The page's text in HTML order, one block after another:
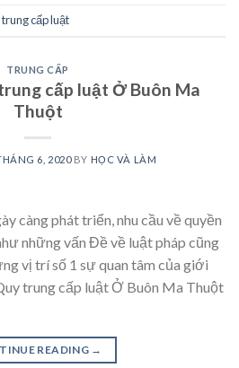
trung cấp luật
TRUNG CẤP
cấp luật Ở Buôn Ma
Thuột
6, 2020BY HỌC VÀ LÀM
càng phát triển, nhu cầu về quyền
những vấn Đề về luật pháp cũng
vị trí số 1 sự quan tâm của giới
trung cấp luật Ở Buôn Ma Thuột
READING →